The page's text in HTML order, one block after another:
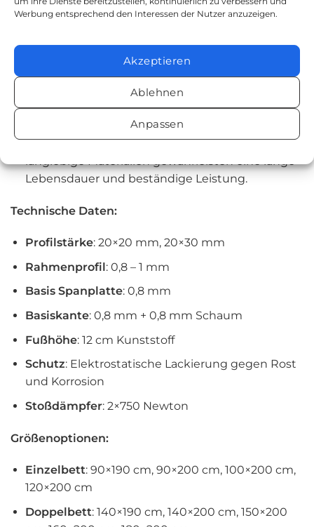
Werbung entsprechend den Interessen der Nutzer anzuzeigen.
Akzeptieren
Ablehnen
Anpassen
das Wachstum von Bakterien verhindern, für
eine hygienische Schlafumgebung.
ganzjährigen Komfort.
Hochwertige Materialien: Robuste und
Lebensdauer und beständige Leistung.
Technische Daten:
Profilstärke: 20×20 mm, 20×30 mm
Rahmenprofil: 0,8 – 1 mm
Basis Spanplatte: 0,8 mm
Basiskante: 0,8 mm + 0,8 mm Schaum
Fußhöhe: 12 cm Kunststoff
Schutz: Elektrostatische Lackierung gegen Rost
und Korrosion
Stoßdämpfer: 2×750 Newton
Größenoptionen:
Einzelbett: 90×190 cm, 90×200 cm, 100×200 cm,
120×200 cm
Doppelbett: 140×190 cm, 140×200 cm, 150×200